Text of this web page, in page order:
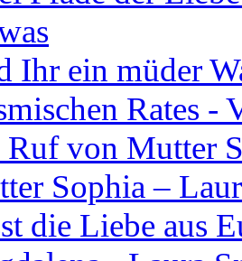
Ihr ein müder
Rates -
von Mutter
Sophia –
die Liebe aus